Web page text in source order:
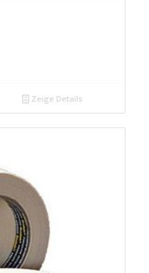
Zeige Details